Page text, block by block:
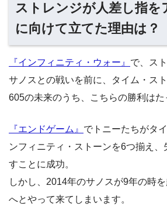
ストレンジが人差し指を
に向けて立てた理由は？
『インフィニティ・ウォー』 で、ス
サノスとの戦いを前に、タイム・ス
605の未来のうち、こちらの勝利はた
『エンドゲーム』 でトニーたちがタ
ンフィニティ・ストーンを6つ揃え、
すことに成功。
しかし、2014年のサノスが9年の時
へとやって来てしまいます。